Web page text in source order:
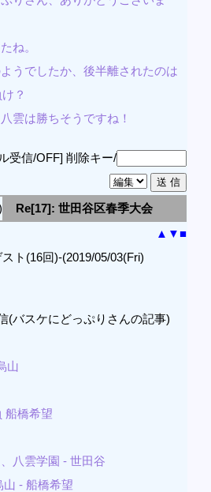
ね。
うでしたか、後半離されたのは
？
雲は勝ちそうですね！
受信/OFF] 削除キー/
Re[17]: 世田谷区春季大会
▲ ▼■
ト(16回)-(2019/05/03(Fri)
(バスケにどっぷりさんの記事)
山
船橋希望
八雲学園 - 世田谷
- 船橋希望